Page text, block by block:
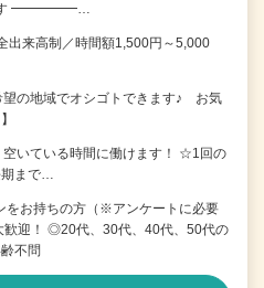
す ━━━━━…
出来高制／時間額1,500円～5,000
望の地域でオシゴトできます♪ お気
空いている時間に働けます！ ☆1回の
期まで…
お持ちの方（※アンケートに必要
迎！ ◎20代、30代、40代、50代の
不問